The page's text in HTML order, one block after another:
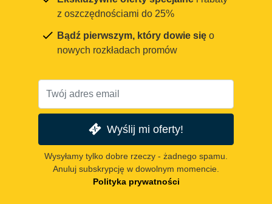
z oszczędnościami do 25%
Bądź pierwszym, który dowie się o
nowych rozkładach promów
Wyślij mi oferty!
Wysyłamy tylko dobre rzeczy - żadnego spamu.
Anuluj subskrypcję w dowolnym momencie.
Polityka prywatności